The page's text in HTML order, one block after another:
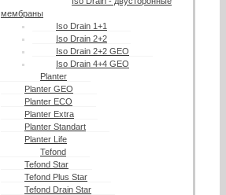
мембраны
Iso Drain 1+1
Iso Drain 2+2
Iso Drain 2+2 GEO
Iso Drain 4+4 GEO
Planter
Planter GEO
Planter ECO
Planter Extra
Planter Standart
Planter Life
Tefond
Tefond Star
Tefond Plus Star
Tefond Drain Star